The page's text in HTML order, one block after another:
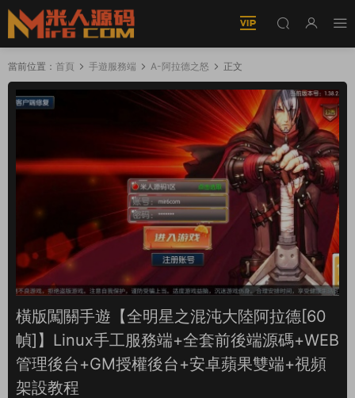
當前位置： 首頁 手遊服務端 A-阿拉德之怒 正文
橫版闖關手遊【全明星之混沌大陸阿拉德[60
幀]】Linux手工服務端+全套前後端源碼+WEB
管理後台+GM授權後台+安卓蘋果雙端+視頻
架設教程